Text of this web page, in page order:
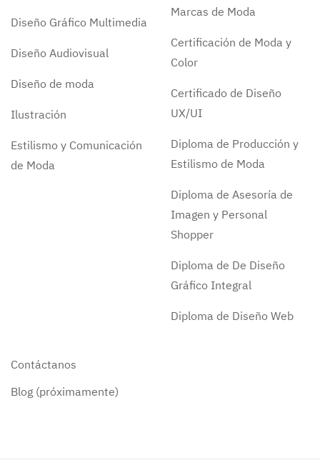
Diseño Gráfico Multimedia
Diseño Audiovisual
Diseño de moda
Ilustración
Estilismo y Comunicación
de Moda
Marcas de Moda
Certificación de Moda y
Color
Certificado de Diseño
UX/UI
Diploma de Producción y
Estilismo de Moda
Diploma de Asesoría de
Imagen y Personal
Shopper
Diploma de De Diseño
Gráfico Integral
Diploma de Diseño Web
Contáctanos
Blog (próximamente)